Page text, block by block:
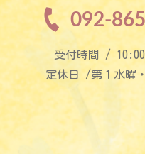
092-
受付時間 / 10:00
定休日 /第１水曜